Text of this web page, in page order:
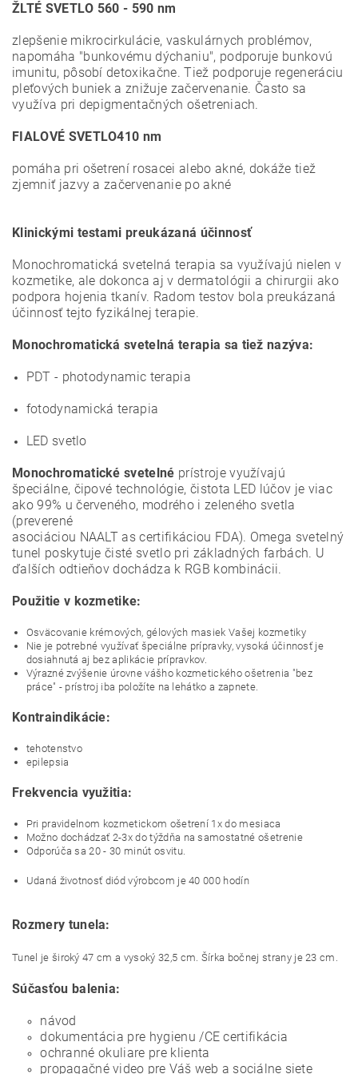
ŽLTÉ SVETLO 560 - 590 nm
zlepšenie mikrocirkulácie, vaskulárnych problémov,
napomáha "bunkovému dýchaniu", podporuje bunkovú
imunitu, pôsobí detoxikačne. Tiež podporuje regeneráciu
pleťových buniek a znižuje začervenanie. Často sa
využíva pri depigmentačných ošetreniach.
FIALOVÉ SVETLO410 nm
pomáha pri ošetrení rosacei alebo akné, dokáže tiež
zjemniť jazvy a začervenanie po akné
Klinickými testami preukázaná účinnosť
Monochromatická svetelná terapia sa využívajú nielen v
kozmetike, ale dokonca aj v dermatológii a chirurgii ako
podpora hojenia tkanív. Radom testov bola preukázaná
účinnosť tejto fyzikálnej terapie.
Monochromatická svetelná terapia sa tiež nazýva:
PDT - photodynamic terapia
fotodynamická terapia
LED svetlo
Monochromatické svetelné prístroje využívajú
špeciálne, čipové technológie, čistota LED lúčov je viac
ako 99% u červeného, modrého i zeleného svetla
(preverené
asociáciou NAALT as certifikáciou FDA). Omega svetelný
tunel poskytuje čisté svetlo pri základných farbách. U
ďalších odtieňov dochádza k RGB kombinácii.
Použitie v kozmetike:
Osväcovanie krémových, gélových masiek Vašej kozmetiky
Nie je potrebné využívať špeciálne prípravky, vysoká účinnosť je
dosiahnutá aj bez aplikácie prípravkov.
Výrazné zvýšenie úrovne vášho kozmetického ošetrenia "bez
práce" - prístroj iba položíte na lehátko a zapnete.
Kontraindikácie:
tehotenstvo
epilepsia
Frekvencia využitia:
Pri pravidelnom kozmetickom ošetrení 1x do mesiaca
Možno dochádzať 2-3x do týždňa na samostatné ošetrenie
Odporúča sa 20 - 30 minút osvitu.
Udaná životnosť diód výrobcom je 40 000 hodín
Rozmery tunela:
Tunel je široký 47 cm a vysoký 32,5 cm. Šírka bočnej strany je 23 cm.
Súčasťou balenia:
návod
dokumentácia pre hygienu /CE certifikácia
ochranné okuliare pre klienta
propagačné video pre Váš web a sociálne siete